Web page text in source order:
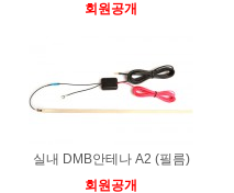
회원공개
실내 DMB안테나 A2 (필름)
회원공개